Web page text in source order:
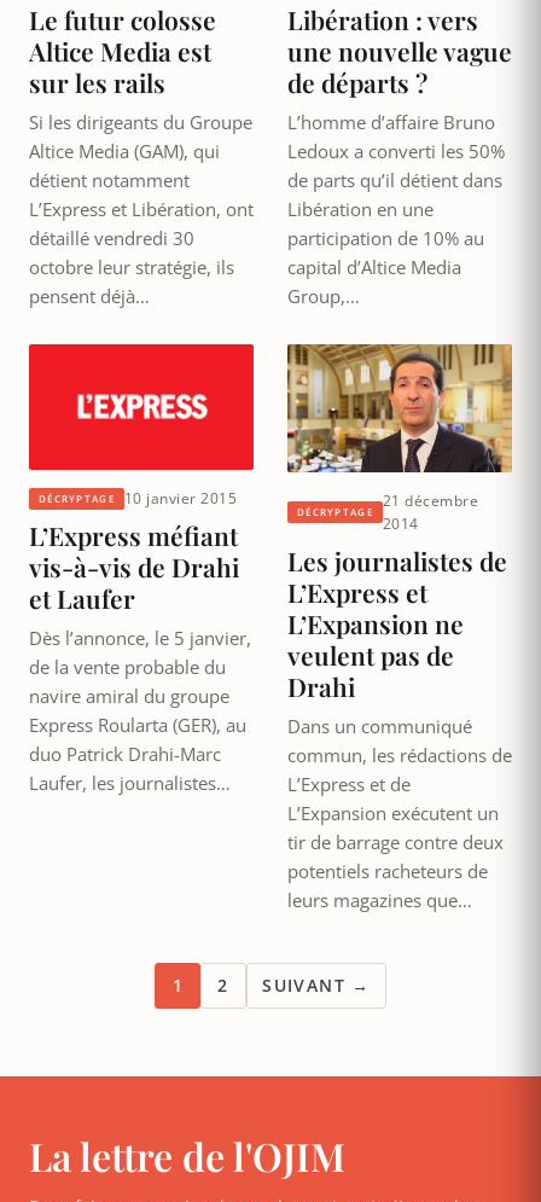
Le futur colosse
Altice Media est
sur les rails
Si les dirigeants du Groupe
Altice Media (GAM), qui
détient notamment
L’Express et Libération, ont
détaillé vendredi 30
octobre leur stratégie, ils
pensent déjà…
Libération : vers
une nouvelle vague
de départs ?
L’homme d’affaire Bruno
Ledoux a converti les 50%
de parts qu’il détient dans
Libération en une
participation de 10% au
capital d’Altice Media
Group,…
DÉCRYPTAGE 10 janvier 2015
L’Express méfiant
vis-à-vis de Drahi
et Laufer
Dès l’annonce, le 5 janvier,
de la vente probable du
navire amiral du groupe
Express Roularta (GER), au
duo Patrick Drahi-Marc
Laufer, les journalistes…
DÉCRYPTAGE
21 décembre
2014
Les journalistes de
L’Express et
L’Expansion ne
veulent pas de
Drahi
Dans un communiqué
commun, les rédactions de
L’Express et de
L’Expansion exécutent un
tir de barrage contre deux
potentiels racheteurs de
leurs magazines que…
1 2 SUIVANT →
La lettre de l'OJIM